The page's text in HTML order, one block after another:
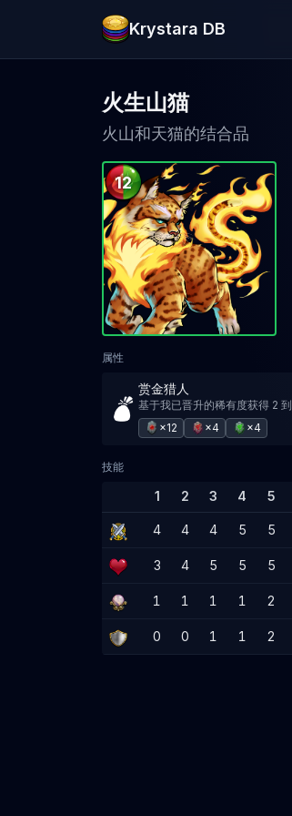
Krystara DB
火生山猫
火山和天猫的结合品
12
属性
赏金猎人
基于我已晋升的稀有度获得 2
×12
×4 ×4
技能
1 2 3 4 5
4 4 4 5 5
3 4 5 5 5
1 1 1 1 2
0 0 1 1 2